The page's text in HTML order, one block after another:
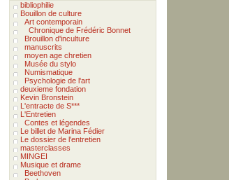
bibliophilie
Bouillon de culture
Art contemporain
Chronique de Frédéric Bonnet
Brouillon d'inculture
manuscrits
moyen age chretien
Musée du stylo
Numismatique
Psychologie de l'art
deuxieme fondation
Kevin Bronstein
L'entracte de S***
L'Entretien
Contes et légendes
Le billet de Marina Fédier
Le dossier de l'entretien
masterclasses
MINGEI
Musique et drame
Beethoven